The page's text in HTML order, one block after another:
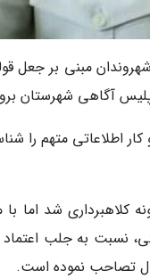
مراجعه یکی از شهروندان
آگاهی شهرستان
اطلاعاتی متهم را
کلاهبرداری شد اما
نسبت به جلب